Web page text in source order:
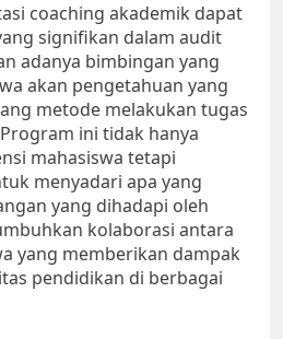
coaching akademik dapat
signifikan dalam audit
adanya bimbingan yang
akan pengetahuan yang
metode melakukan tugas
ini tidak hanya
mahasiswa tetapi
menyadari apa yang
yang dihadapi oleh
kolaborasi antara
yang memberikan dampak
pendidikan di berbagai